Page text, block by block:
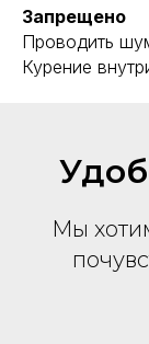
Запрещено
Проводить
Курение
Мы